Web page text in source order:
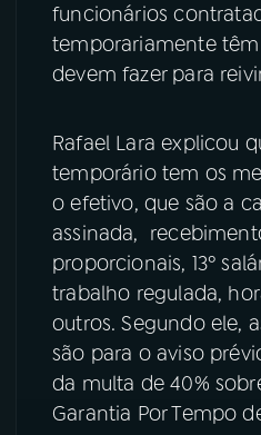
funcionários
temporariamente
devem fazer para
Rafael Lara explicou
temporário tem os
o efetivo, que são a
assinada,
proporcionais, 13º
trabalho regulada,
outros. Segundo ele,
são para o aviso
da multa de 40%
Garantia Por Tempo